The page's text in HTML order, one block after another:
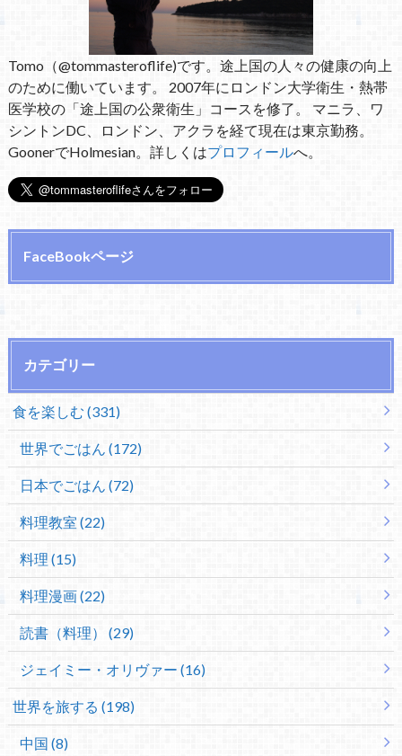
Tomo（@tommasteroflife)です。途上国の人々の健康の向上
のために働いています。 2007年にロンドン大学衛生・熱帯
医学校の「途上国の公衆衛生」コースを修了。 マニラ、ワ
シントンDC、ロンドン、アクラを経て現在は東京勤務。
GoonerでHolmesian。詳しくはプロフィールへ。
FaceBookページ
カテゴリー
食を楽しむ (331)
世界でごはん (172)
日本でごはん (72)
料理教室 (22)
料理 (15)
料理漫画 (22)
読書（料理） (29)
ジェイミー・オリヴァー (16)
世界を旅する (198)
中国 (8)